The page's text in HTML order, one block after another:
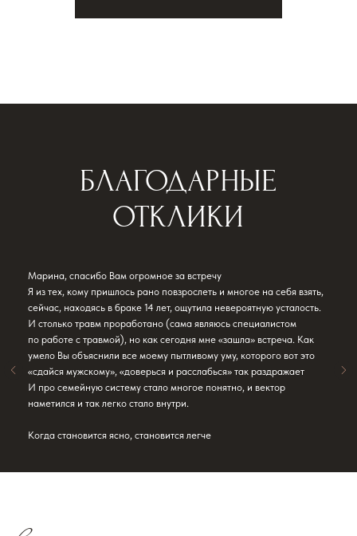
Марина, спасибо Вам огромное за встречу
Я из тех, кому пришлось рано повзрослеть и многое на себя взять,
сейчас, находясь в браке 14 лет, ощутила невероятную усталость.
И столько травм проработано (сама являюсь специалистом
по работе с травмой), но как сегодня мне «зашла» встреча. Как
умело Вы объяснили все моему пытливому уму, которого вот это
«сдайся мужскому», «доверься и расслабься» так раздражает
И про семейную систему стало многое понятно, и вектор
наметился и так легко стало внутри.
Когда становится ясно, становится легче